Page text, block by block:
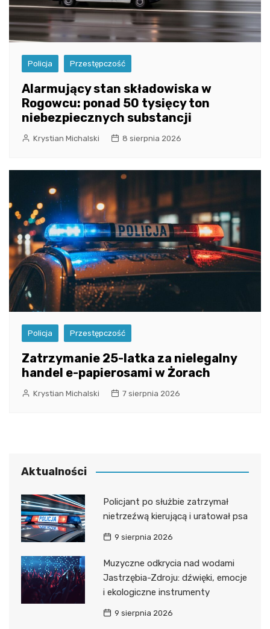
Policja Przestępczość
Alarmujący stan składowiska w
Rogowcu: ponad 50 tysięcy ton
niebezpiecznych substancji
Krystian Michalski 8 sierpnia 2026
Policja Przestępczość
Zatrzymanie 25-latka za nielegalny
handel e-papierosami w Żorach
Krystian Michalski 7 sierpnia 2026
Aktualności
Policjant po służbie zatrzymał
nietrzeźwą kierującą i uratował psa
9 sierpnia 2026
Muzyczne odkrycia nad wodami
Jastrzębia-Zdroju: dźwięki, emocje
i ekologiczne instrumenty
9 sierpnia 2026